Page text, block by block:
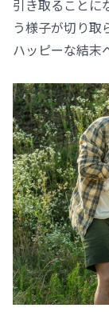
引き取ることに
う様子が切り取
ハッピーな結末